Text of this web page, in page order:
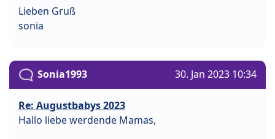
Lieben Gruß
sonia
Sonia1993 30. Jan 2023 10:34
Re: Augustbabys 2023
Hallo liebe werdende Mamas,